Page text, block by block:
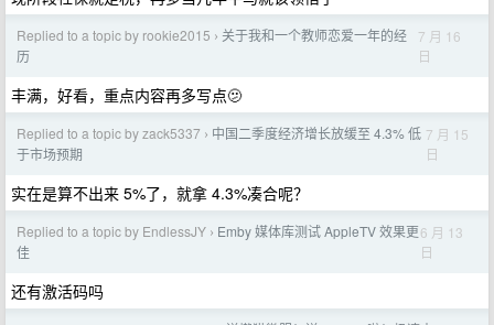
Replied to a topic by rookie2015 › 关于我和一个教师恋爱一年的经
历
7 月 16
日
丰满，好看，重点内容再多写点🫤
Replied to a topic by zack5337 › 中国二季度经济增长放缓至 4.3% 低
于市场预期
7 月 15
日
实在是算不出来 5%了，就拿 4.3%凑合呢？
Replied to a topic by EndlessJY › Emby 媒体库测试 AppleTV 效果更
佳
6 月 13
日
还有激活码吗